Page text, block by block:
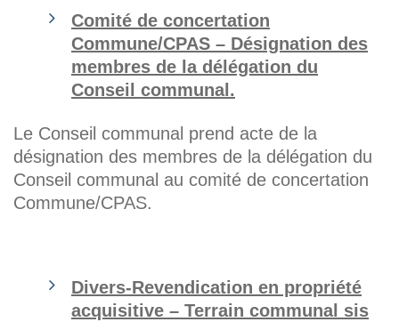
Comité de concertation
Commune/CPAS – Désignation des
membres de la délégation du
Conseil communal.
Le Conseil communal prend acte de la
désignation des membres de la délégation du
Conseil communal au comité de concertation
Commune/CPAS.
Divers-Revendication en propriété
acquisitive – Terrain communal sis